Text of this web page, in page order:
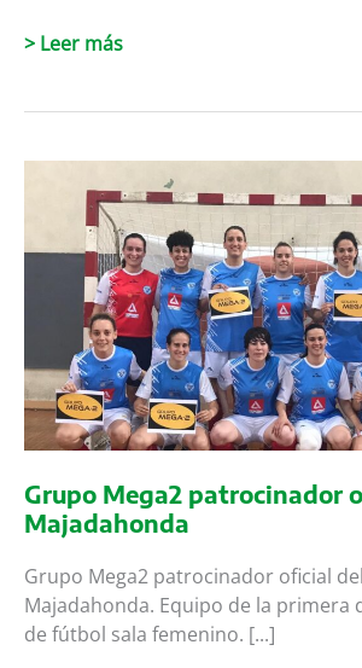
Grupo
en
de
navidad
a
favor
de
fundación
Aladina
> Leer más
Grupo Mega2 patrocinador
Majadahonda
Grupo Mega2 patrocinador oficial del
Majadahonda. Equipo de la primera
de fútbol sala femenino. [...]